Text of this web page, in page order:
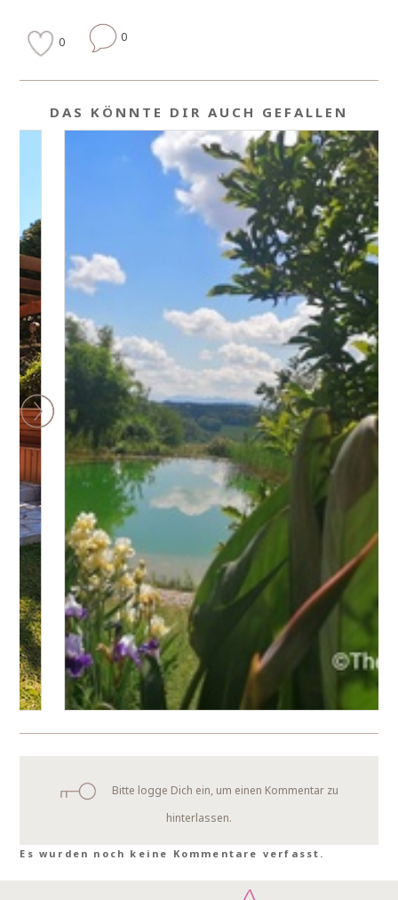
0 0
DAS KÖNNTE DIR AUCH GEFALLEN
Bitte logge Dich ein, um einen Kommentar zu
hinterlassen.
Es wurden noch keine Kommentare verfasst.